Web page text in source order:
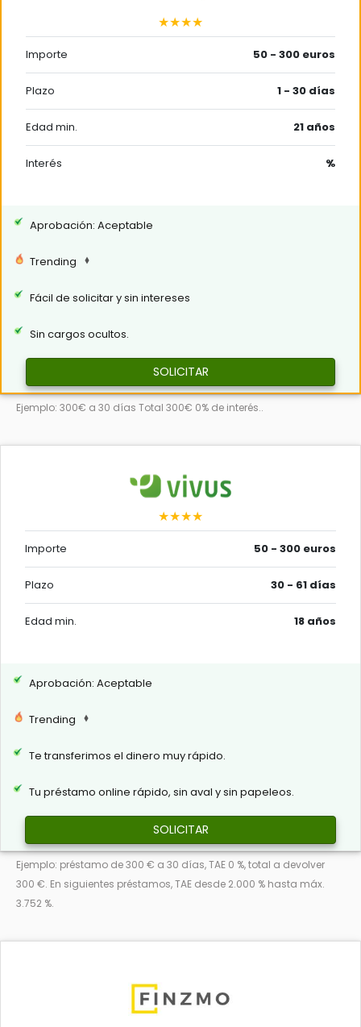
★★★★
Importe 50 - 300 euros
Plazo 1 - 30 días
Edad min. 21 años
Interés %
Aprobación: Aceptable
Trending
Fácil de solicitar y sin intereses
Sin cargos ocultos.
SOLICITAR
Ejemplo: 300€ a 30 días Total 300€ 0% de interés..
★★★★
Importe 50 - 300 euros
Plazo 30 - 61 días
Edad min. 18 años
Aprobación: Aceptable
Trending
Te transferimos el dinero muy rápido.
Tu préstamo online rápido, sin aval y sin papeleos.
SOLICITAR
Ejemplo: préstamo de 300 € a 30 días, TAE 0 %, total a devolver
300 €. En siguientes préstamos, TAE desde 2.000 % hasta máx.
3.752 %.